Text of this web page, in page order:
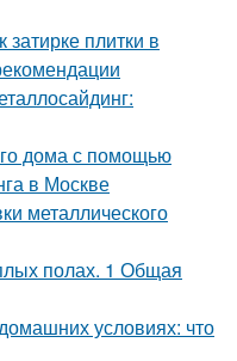
плитки в
дома с помощью
в Москве
металлического
полах. 1 Общая
условиях: что